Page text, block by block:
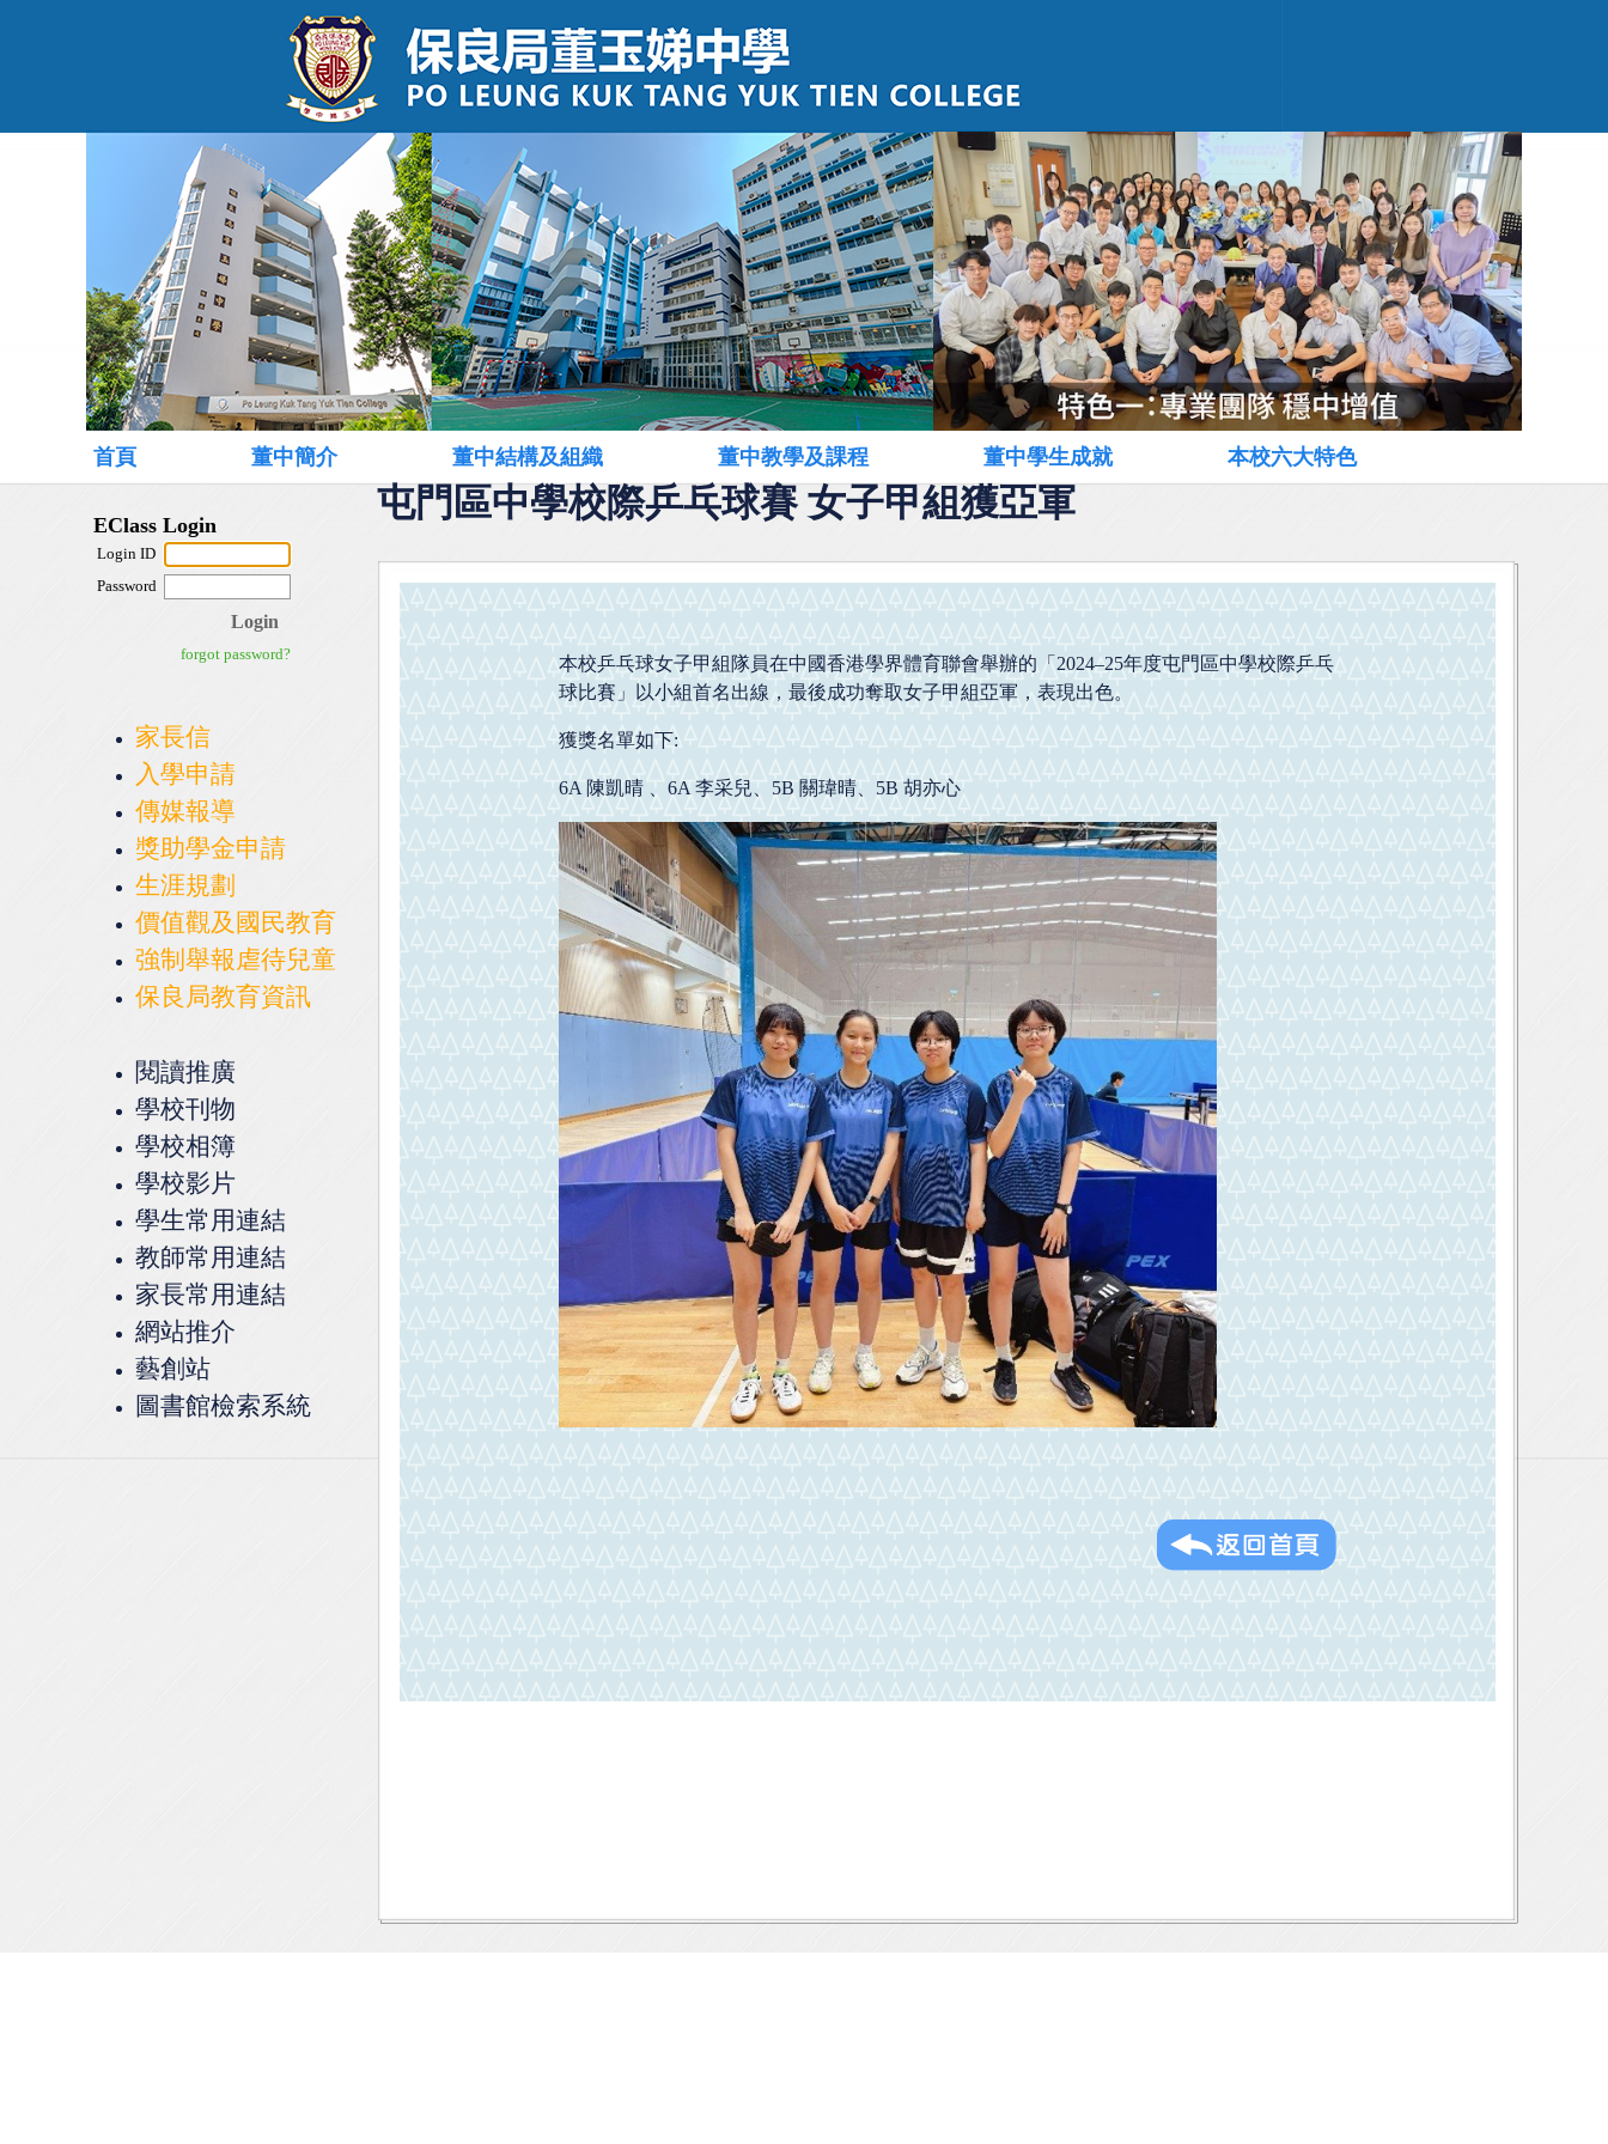
首頁 董中簡介 董中結構及組織 董中教學及課程 董中學生成就 本校六大特色
家長信
入學申請
傳媒報導
獎助學金申請
生涯規劃
價值觀及國民教育
強制舉報虐待兒童
保良局教育資訊
閱讀推廣
學校刊物
學校相簿
學校影片
學生常用連結
教師常用連結
家長常用連結
網站推介
藝創站
圖書館檢索系統
屯門區中學校際乒乓球賽 女子甲組獲亞軍
本校乒乓球女子甲組隊員在中國香港學界體育聯會舉辦的「2024–25年度屯門區中學校際乒乓
球比賽」以小組首名出線，最後成功奪取女子甲組亞軍，表現出色。
獲獎名單如下:
6A 陳凱晴 、6A 李采兒、5B 關瑋晴、5B 胡亦心